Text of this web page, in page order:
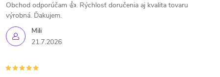
Mili
21.7.2026
Obchod odporúčam 👍. Rýchlosť doručenia aj kvalita tovaru
výrobná. Ďakujem.